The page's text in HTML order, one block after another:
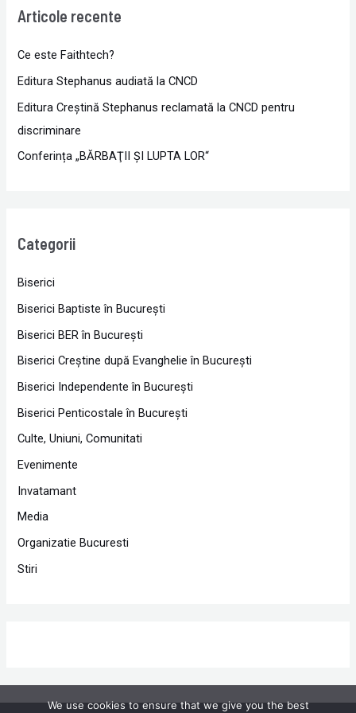
Articole recente
Ce este Faithtech?
Editura Stephanus audiată la CNCD
Editura Creștină Stephanus reclamată la CNCD pentru
discriminare
Conferința „BĂRBAŢII ŞI LUPTA LOR“
Categorii
Biserici
Biserici Baptiste în Bucureşti
Biserici BER în Bucureşti
Biserici Creştine după Evanghelie în Bucureşti
Biserici Independente în Bucureşti
Biserici Penticostale în Bucureşti
Culte, Uniuni, Comunitati
Evenimente
Invatamant
Media
Organizatie Bucuresti
Stiri
We use cookies to ensure that we give you the best